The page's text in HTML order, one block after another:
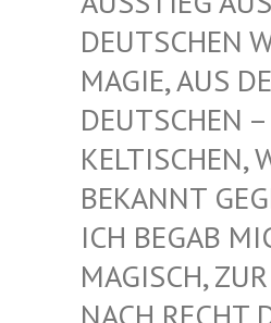
DEUTSCHEN
AGIE, AUS
EUTSCHEN – K
ELTISCHEN,
EKANNT
CH BEGAB
AGISCH, ZUR
ACH RECHT